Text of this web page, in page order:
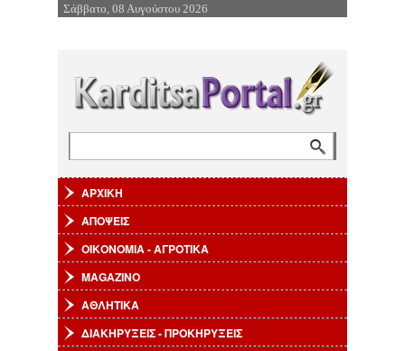
Επιστροφή στην Πλοήγηση
Σάββατο, 08 Αυγούστου 2026
ΑΡΧΙΚΗ
ΑΠΟΨΕΙΣ
ΟΙΚΟΝΟΜΙΑ - ΑΓΡΟΤΙΚΑ
MAGAZINO
ΑΘΛΗΤΙΚΑ
ΔΙΑΚΗΡΥΞΕΙΣ - ΠΡΟΚΗΡΥΞΕΙΣ